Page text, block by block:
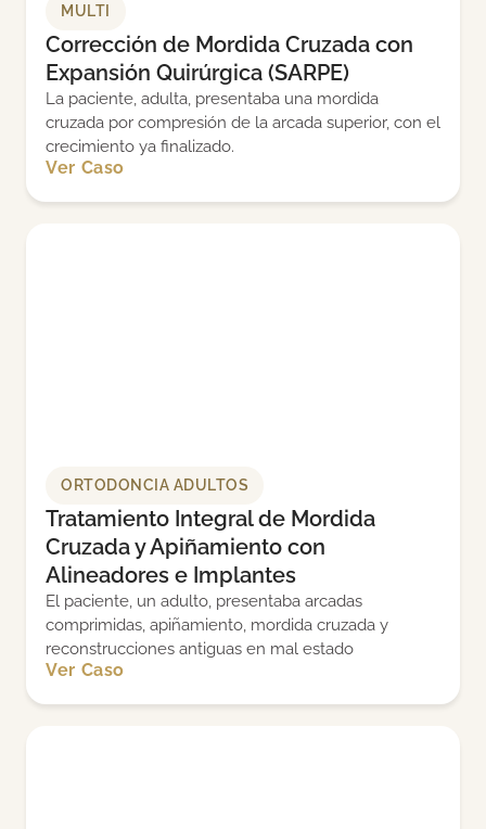
MULTI
Corrección de Mordida Cruzada con
Expansión Quirúrgica (SARPE)
La paciente, adulta, presentaba una mordida
cruzada por compresión de la arcada superior, con el
crecimiento ya finalizado.
Ver Caso
ORTODONCIA ADULTOS
Tratamiento Integral de Mordida
Cruzada y Apiñamiento con
Alineadores e Implantes
El paciente, un adulto, presentaba arcadas
comprimidas, apiñamiento, mordida cruzada y
reconstrucciones antiguas en mal estado
Ver Caso